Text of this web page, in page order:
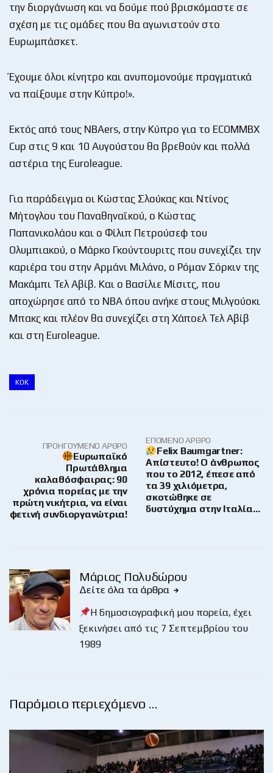
την διοργάνωση και να δούμε πού βρισκόμαστε σε
σχέση με τις ομάδες που θα αγωνιστούν στο
Ευρωμπάσκετ.
Έχουμε όλοι κίνητρο και ανυπομονούμε πραγματικά
να παίξουμε στην Κύπρο!».
Εκτός από τους NBAers, στην Κύπρο για το ECOMMBX
Cup στις 9 και 10 Αυγούστου θα βρεθούν και πολλά
αστέρια της Euroleague.
Για παράδειγμα οι Κώστας Σλούκας και Ντίνος
Μήτογλου του Παναθηναϊκού, ο Κώστας
Παπανικολάου και ο Φίλιπ Πετρούσεφ του
Ολυμπιακού, o Μάρκο Γκούντουριτς που συνεχίζει την
καριέρα του στην Αρμάνι Μιλάνο, ο Ρόμαν Σόρκιν της
Μακάμπι Τελ Αβίβ. Και ο Βασίλιε Μίσιτς, που
αποχώρησε από το ΝΒΑ όπου ανήκε στους Μιλγούοκι
Μπακς και πλέον θα συνεχίζει στη Χάποελ Τελ Αβίβ
και στη Euroleague.
ΚΟΚ
ΠΡΟΗΓΟΎΜΕΝΟ ΆΡΘΡΟ
Ευρωπαϊκό
Πρωτάθλημα
καλαθόσφαιρας: 90
χρόνια πορείας με την
πρώτη νικήτρια, να είναι
φετινή συνδιοργανώτρια!
ΕΠΌΜΕΝΟ ΆΡΘΡΟ
Felix Baumgartner:
Απίστευτο! Ο άνθρωπος
που το 2012, έπεσε από
τα 39 χιλιόμετρα,
σκοτώθηκε σε
δυστύχημα στην Ιταλία…
Μάριος Πολυδώρου
Δείτε όλα τα άρθρα
Η δημοσιογραφική μου πορεία, έχει
ξεκινήσει από τις 7 Σεπτεμβρίου του
1989
Παρόμοιο περιεχόμενο …